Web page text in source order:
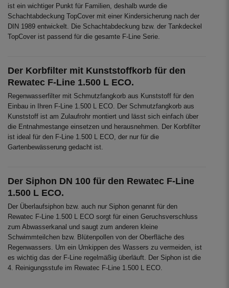
ist ein wichtiger Punkt für Familien, deshalb wurde die
Schachtabdeckung TopCover mit einer Kindersicherung nach der
DIN 1989 entwickelt. Die Schachtabdeckung bzw. der Tankdeckel
TopCover ist passend für die gesamte F-Line Serie.
Der Korbfilter mit Kunststoffkorb für den
Rewatec F-Line 1.500 L ECO.
Regenwasserfilter mit Schmutzfangkorb aus Kunststoff für den
Einbau in Ihren F-Line 1.500 L ECO. Der Schmutzfangkorb aus
Kunststoff ist am Zulaufrohr montiert und lässt sich einfach über
die Entnahmestange einsetzen und herausnehmen. Der Korbfilter
ist ideal für den F-Line 1.500 L ECO, der nur für die
Gartenbewässerung gedacht ist.
Der Siphon DN 100 für den Rewatec F-Line
1.500 L ECO.
Der Überlaufsiphon bzw. auch nur Siphon genannt für den
Rewatec F-Line 1.500 L ECO sorgt für einen Geruchsverschluss
zum Abwasserkanal und saugt zum anderen kleine
Schwimmteilchen bzw. Blütenpollen von der Oberfläche des
Regenwassers. Um ein Umkippen des Wassers zu vermeiden, ist
es wichtig das der F-Line regelmäßig überläuft. Der Siphon ist die
4. Reinigungsstufe im Rewatec F-Line 1.500 L ECO.